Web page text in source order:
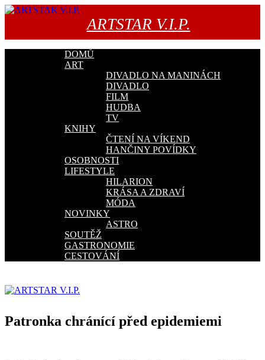
Přejít
webu
ARTSTAR V.I.P.
DOMŮ
ART
DIVADLO NA MANINÁCH
DIVADLO
FILM
HUDBA
TV
KNIHY
ČTENÍ NA VÍKEND
HANČINY POVÍDKY
OSOBNOSTI
LIFESTYLE
HILARION
KRÁSA A ZDRAVÍ
MÓDA
NOVINKY
ASTRO
SOUTĚŽ
GASTRONOMIE
CESTOVÁNÍ
Patronka chránící před epidemiemi